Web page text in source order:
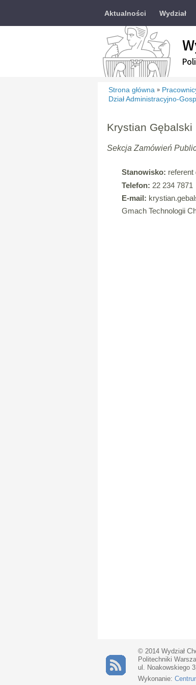
Aktualności Wydział
Strona główna »
Dział Administracyjno-
Krystian Gębalski
Sekcja Zamówień
Stanowisko:
Telefon: 22 234 7871
E-mail:
Gmach Technologii
© 2014 Wydział
Politechniki
ul. Noakowskiego
Wykonanie: